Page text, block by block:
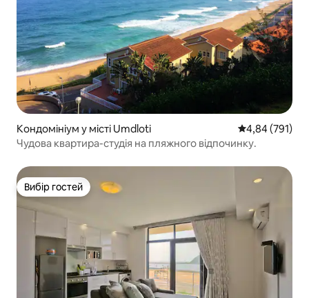
Кондомініум у місті Umdloti Середня
4,84 (791)
Чудова квартира-студія на пляжного відпочинку.
Вибір гостей
Вибір гостей